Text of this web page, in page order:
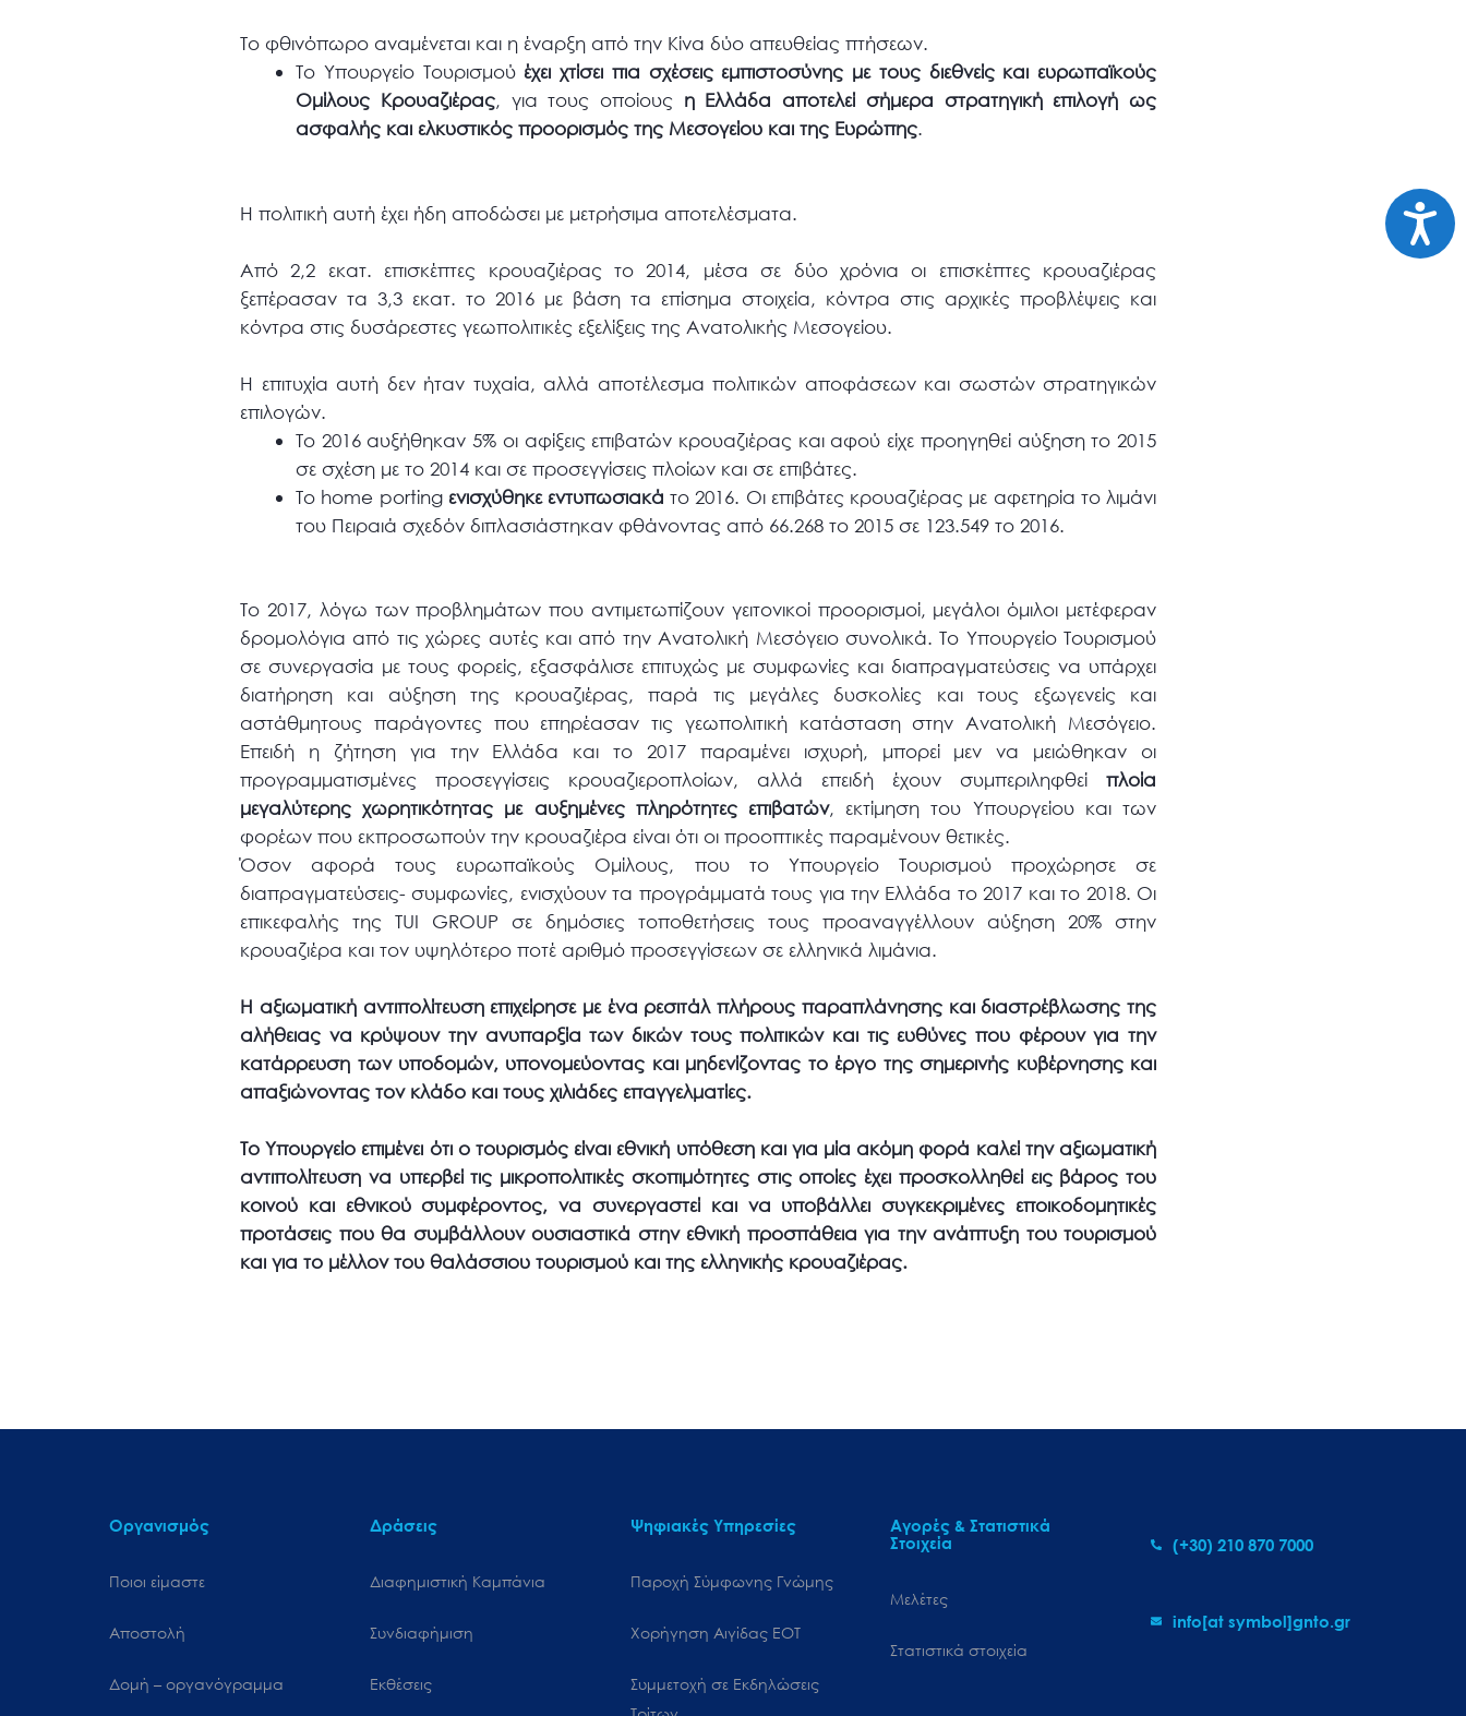
Το φθινόπωρο αναμένεται και η έναρξη από την Κίνα δύο απευθείας πτήσεων.
Το Υπουργείο Τουρισμού έχει χτίσει πια σχέσεις εμπιστοσύνης με τους διεθνείς και ευρωπαϊκούς
Ομίλους Κρουαζιέρας, για τους οποίους η Ελλάδα αποτελεί σήμερα στρατηγική επιλογή ως
ασφαλής και ελκυστικός προορισμός της Μεσογείου και της Ευρώπης.
Η πολιτική αυτή έχει ήδη αποδώσει με μετρήσιμα αποτελέσματα.
Από 2,2 εκατ. επισκέπτες κρουαζιέρας το 2014, μέσα σε δύο χρόνια οι επισκέπτες κρουαζιέρας
ξεπέρασαν τα 3,3 εκατ. το 2016 με βάση τα επίσημα στοιχεία, κόντρα στις αρχικές προβλέψεις και
κόντρα στις δυσάρεστες γεωπολιτικές εξελίξεις της Ανατολικής Μεσογείου.
Η επιτυχία αυτή δεν ήταν τυχαία, αλλά αποτέλεσμα πολιτικών αποφάσεων και σωστών στρατηγικών
επιλογών.
Το 2016 αυξήθηκαν 5% οι αφίξεις επιβατών κρουαζιέρας και αφού είχε προηγηθεί αύξηση το 2015
σε σχέση με το 2014 και σε προσεγγίσεις πλοίων και σε επιβάτες.
Το home porting ενισχύθηκε εντυπωσιακά το 2016. Οι επιβάτες κρουαζιέρας με αφετηρία το λιμάνι
του Πειραιά σχεδόν διπλασιάστηκαν φθάνοντας από 66.268 το 2015 σε 123.549 το 2016.
Το 2017, λόγω των προβλημάτων που αντιμετωπίζουν γειτονικοί προορισμοί, μεγάλοι όμιλοι μετέφεραν
δρομολόγια από τις χώρες αυτές και από την Ανατολική Μεσόγειο συνολικά. Το Υπουργείο Τουρισμού
σε συνεργασία με τους φορείς, εξασφάλισε επιτυχώς με συμφωνίες και διαπραγματεύσεις να υπάρχει
διατήρηση και αύξηση της κρουαζιέρας, παρά τις μεγάλες δυσκολίες και τους εξωγενείς και
αστάθμητους παράγοντες που επηρέασαν τις γεωπολιτική κατάσταση στην Ανατολική Μεσόγειο.
Επειδή η ζήτηση για την Ελλάδα και το 2017 παραμένει ισχυρή, μπορεί μεν να μειώθηκαν οι
προγραμματισμένες προσεγγίσεις κρουαζιεροπλοίων, αλλά επειδή έχουν συμπεριληφθείπλοία
μεγαλύτερης χωρητικότητας με αυξημένες πληρότητες επιβατών, εκτίμηση του Υπουργείου και των
φορέων που εκπροσωπούν την κρουαζιέρα είναι ότι οι προοπτικές παραμένουν θετικές.
Όσον αφορά τους ευρωπαϊκούς Ομίλους, που το Υπουργείο Τουρισμού προχώρησε σε
διαπραγματεύσεις- συμφωνίες, ενισχύουν τα προγράμματά τους για την Ελλάδα το 2017 και το 2018. Οι
επικεφαλής της TUI GROUP σε δημόσιες τοποθετήσεις τους προαναγγέλλουν αύξηση 20% στην
κρουαζιέρα και τον υψηλότερο ποτέ αριθμό προσεγγίσεων σε ελληνικά λιμάνια.
Η αξιωματική αντιπολίτευση επιχείρησε με ένα ρεσιτάλ πλήρους παραπλάνησης και διαστρέβλωσης της
αλήθειας να κρύψουν την ανυπαρξία των δικών τους πολιτικών και τις ευθύνες που φέρουν για την
κατάρρευση των υποδομών, υπονομεύοντας και μηδενίζοντας το έργο της σημερινής κυβέρνησης και
απαξιώνοντας τον κλάδο και τους χιλιάδες επαγγελματίες.
Το Υπουργείο επιμένει ότι ο τουρισμός είναι εθνική υπόθεση και για μία ακόμη φορά καλεί την αξιωματική
αντιπολίτευση να υπερβεί τις μικροπολιτικές σκοπιμότητες στις οποίες έχει προσκολληθεί εις βάρος του
κοινού και εθνικού συμφέροντος, να συνεργαστεί και να υποβάλλει συγκεκριμένες εποικοδομητικές
προτάσεις που θα συμβάλλουν ουσιαστικά στην εθνική προσπάθεια για την ανάπτυξη του τουρισμού
και για το μέλλον του θαλάσσιου τουρισμού και της ελληνικής κρουαζιέρας.
Οργανισμός
Ποιοι είμαστε
Αποστολή
Δομή – οργανόγραμμα
Δράσεις
Διαφημιστική Καμπάνια
Συνδιαφήμιση
Εκθέσεις
Ψηφιακές Υπηρεσίες
Παροχή Σύμφωνης Γνώμης
Χορήγηση Αιγίδας ΕΟΤ
Συμμετοχή σε Εκδηλώσεις
Αγορές & Στατιστικά
Στοιχεία
Μελέτες
Στατιστικά στοιχεία
(+30) 210 870 7000
info[at symbol]gnto.gr